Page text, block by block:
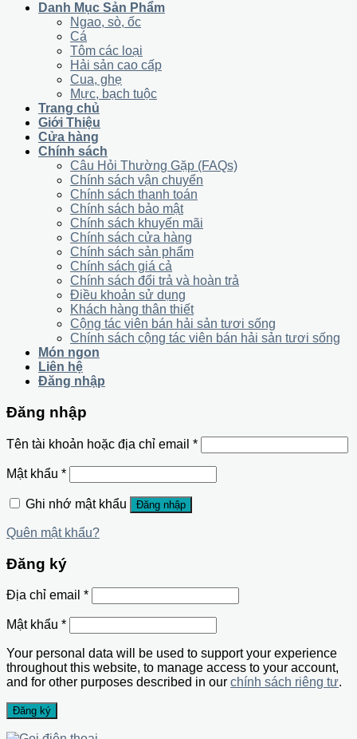
Danh Mục Sản Phẩm
Ngao, sò, ốc
Cá
Tôm các loại
Hải sản cao cấp
Cua, ghẹ
Mực, bạch tuộc
Trang chủ
Giới Thiệu
Cửa hàng
Chính sách
Câu Hỏi Thường Gặp (FAQs)
Chính sách vận chuyển
Chính sách thanh toán
Chính sách bảo mật
Chính sách khuyến mãi
Chính sách cửa hàng
Chính sách sản phẩm
Chính sách giá cả
Chính sách đổi trả và hoàn trả
Điều khoản sử dụng
Khách hàng thân thiết
Cộng tác viên bán hải sản tươi sống
Chính sách cộng tác viên bán hải sản tươi sống
Món ngon
Liên hệ
Đăng nhập
Đăng nhập
Tên tài khoản hoặc địa chỉ email *
Mật khẩu *
Ghi nhớ mật khẩu Đăng nhập
Quên mật khẩu?
Đăng ký
Địa chỉ email *
Mật khẩu *
Your personal data will be used to support your experience
throughout this website, to manage access to your account,
and for other purposes described in our chính sách riêng tư.
Đăng ký